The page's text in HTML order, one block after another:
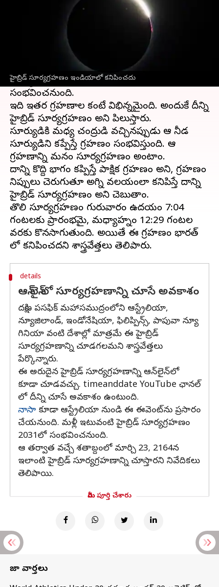
హైబ్రిడ్ సూర్యగ్రహణం ఇండియాలో కనిపించదు
06:07 pm
ఈ వార్తాకథనం ఏంటి
ఈ ఏడాదిలో అరుదైన హైబ్రిడ్ సూర్యగ్రహణం
రాబోతోంది. 2023 సంవత్సరంలో మొదటి
సూర్యగ్రహణం ఏప్రిల్ 20న గురువారం నాడు
సంభవించనుంది.
ఇది ఇతర గ్రహణాల కంటే విభిన్నమైంది. అందుకే దీన్ని
హైబ్రిడ్ సూర్యగ్రహణం అని పిలుస్తారు.
సూర్యుడికి మధ్య చంద్రుడి వచ్చినప్పుడు ఆ నీడ
సూర్యుడిని కప్పేస్తే గ్రహణం సంభవిస్తుంది. ఆ
గ్రహణాన్ని మనం సూర్యగ్రహణం అంటాం.
దాన్ని కొద్ది భాగం కప్పిస్తే పాక్షిక గ్రహణం అని, గ్రహణం
నిప్పులు చెరుగుతూ అగ్ని వలయంలా కనిపిస్తే దాన్ని
హైబ్రిడ్ సూర్యగ్రహణం అని చెబుతాం.
తొలి సూర్యగ్రహణం గురువారం ఉదయం 7:04
గంటలకు ప్రారంభమై, మధ్యాహ్నం 12:29 గంటల
వరకు కొనసాగుతుంది. అయితే ఈ గ్రహణం భారత్
details
ఆన్ లైన్ లో సూర్యగ్రహణాన్ని చూసే అవకాశం
దక్షిణ పసఫిక్ మహాసముద్రంలోని ఆస్ట్రేలియా,
న్యూజిలాండ్, ఇండోనేషియా, ఫిలిప్పిన్స్, పాపువా న్యూ
గినియా వంటి దేశాల్లో మాత్రమే ఈ హైబ్రిడ్
సూర్యగ్రహణాన్ని చూడగలమని శాస్త్రవేత్తలు
పేర్కొన్నారు.
ఈ అరుదైన హైబ్రిడ్ సూర్యగ్రహణాన్ని ఆన్‌లైన్‌లో
కూడా చూడవచ్చు. timeanddate YouTube ఛానల్
లో దీన్ని చూసే అవకాశం ఉంటుంది.
నాసా కూడా ఆస్ట్రేలియా నుండి ఈ ఈవెంట్‌ను ప్రసారం
చేయనుంది. మళ్లీ ఇటువంటి హైబ్రిడ్ సూర్యగ్రహణం
2031లో సంభవించనుంది.
ఆ తర్వాత వచ్చే శతాబ్దంలో మార్చి 23, 2164న
ఇలాంటి హైబ్రిడ్ సూర్యగ్రహణాన్ని చూస్తారని నివేదికలు
తెలిపాయి.
మీరు పూర్తి చేశారు
తాజా వార్తలు